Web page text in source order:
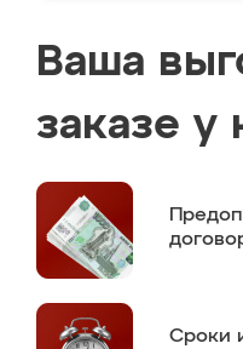
Ваша
заказе у
Сроки